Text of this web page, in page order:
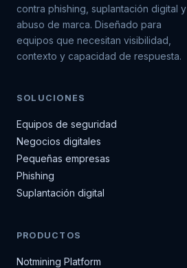
contra phishing, suplantación digital y
abuso de marca. Diseñado para
equipos que necesitan visibilidad,
contexto y capacidad de respuesta.
SOLUCIONES
Equipos de seguridad
Negocios digitales
Pequeñas empresas
Phishing
Suplantación digital
PRODUCTOS
Notmining Platform